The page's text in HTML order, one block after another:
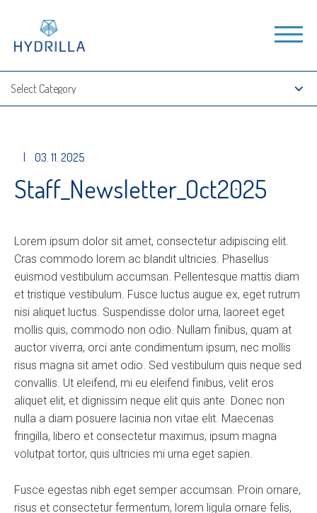
| 03. 11. 2025
Staff_Newsletter_Oct2025
Lorem ipsum dolor sit amet, consectetur adipiscing elit.
Cras commodo lorem ac blandit ultricies. Phasellus
euismod vestibulum accumsan. Pellentesque mattis diam
et tristique vestibulum. Fusce luctus augue ex, eget rutrum
nisi aliquet luctus. Suspendisse dolor urna, laoreet eget
mollis quis, commodo non odio. Nullam finibus, quam at
auctor viverra, orci ante condimentum ipsum, nec mollis
risus magna sit amet odio. Sed vestibulum quis neque sed
convallis. Ut eleifend, mi eu eleifend finibus, velit eros
aliquet elit, et dignissim neque elit quis ante. Donec non
nulla a diam posuere lacinia non vitae elit. Maecenas
fringilla, libero et consectetur maximus, ipsum magna
volutpat tortor, quis ultricies mi urna eget sapien.
Fusce egestas nibh eget semper accumsan. Proin ornare,
risus et consectetur fermentum, lorem ligula ornare felis,